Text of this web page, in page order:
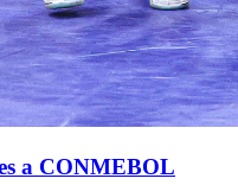
a CONMEBOL